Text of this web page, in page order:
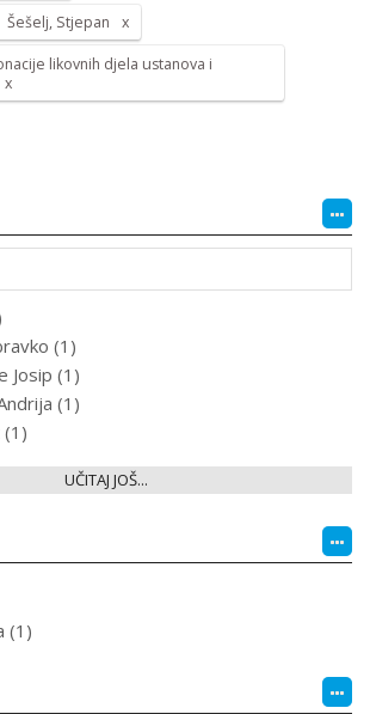
Šešelj, Stjepan
likovnih djela ustanova i
(1)
Josip (1)
(1)
UČITAJ JOŠ...
(1)